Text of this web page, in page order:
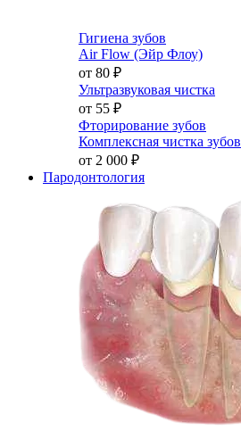
Гигиена зубов
Air Flow (Эйр Флоу)
от 80 ₽
Ультразвуковая чистка
от 55 ₽
Фторирование зубов
Комплексная чистка зубов
от 2 000 ₽
Пародонтология